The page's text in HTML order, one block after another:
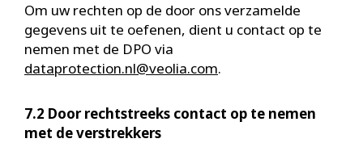
Om uw rechten op de door ons verzamelde
gegevens uit te oefenen, dient u contact op te
nemen met de DPO via
dataprotection.nl@veolia.com.
7.2 Door rechtstreeks contact op te nemen
met de verstrekkers